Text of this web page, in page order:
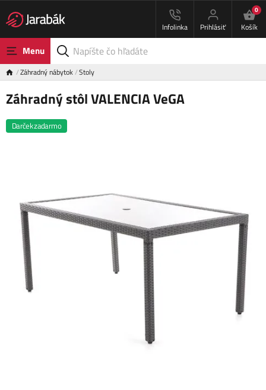
Infolinka Prihlásiť
0
Košík
Menu
Záhradný nábytok Stoly
Záhradný stôl VALENCIA VeGA
Darček zadarmo